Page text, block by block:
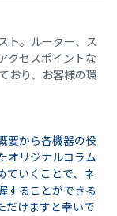
ト。ルーター、ス
クセスポイントな
おり、お客様の環
要から各機器の役
オリジナルコラム
ていくことで、ネ
することができる
だけますと幸いで